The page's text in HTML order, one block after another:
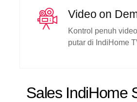
Video on
Kontrol penuh
putar di IndiHome
Sales IndiHome